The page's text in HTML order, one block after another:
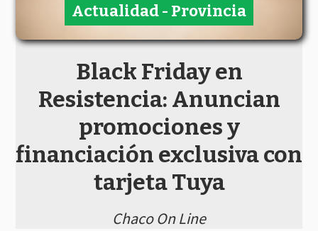
Black Friday en
Resistencia: Anuncian
promociones y
financiación exclusiva con
tarjeta Tuya
Chaco On Line
Actualidad - Provincia